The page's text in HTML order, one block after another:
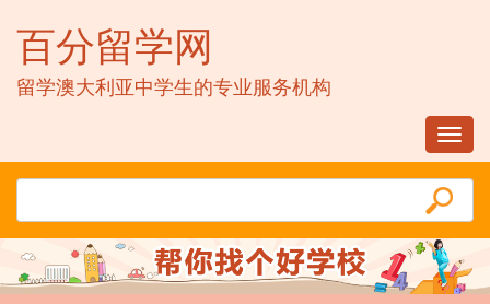
百分留学网
留学澳大利亚中学生的专业服务机构